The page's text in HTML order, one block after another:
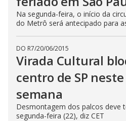
Na segunda-feira, o início da
do Metrô será antecipado para
DO R7/20/06/2015
Virada Cultural
centro de SP
semana
Desmontagem dos palcos deve
segunda-feira (22), diz CET